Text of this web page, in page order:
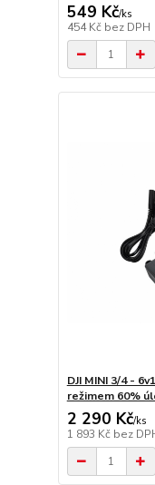
549 Kč/ks
454 Kč bez DPH
DJI MINI 3/4 -
režimem 60%
2 290 Kč/ks
1 893 Kč bez